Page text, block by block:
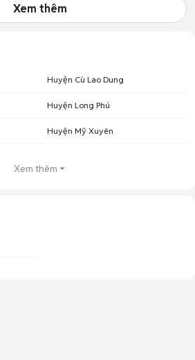
Xem thêm
Huyện Cù Lao Dung
Huyện Long Phú
Huyện Mỹ Xuyên
Xem thêm